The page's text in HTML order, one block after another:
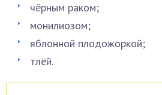
чёрным раком;
монилиозом;
яблонной плодожоркой;
тлёй.